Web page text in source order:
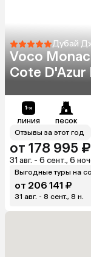
Дубай
Voco
Cote
линия песок
Отзывы за этот год
от 178 995 ₽
31 авг. - 6 сент., 6
Выгодные туры на
от 206 141 ₽
31 авг. - 8 сент., 8 н.